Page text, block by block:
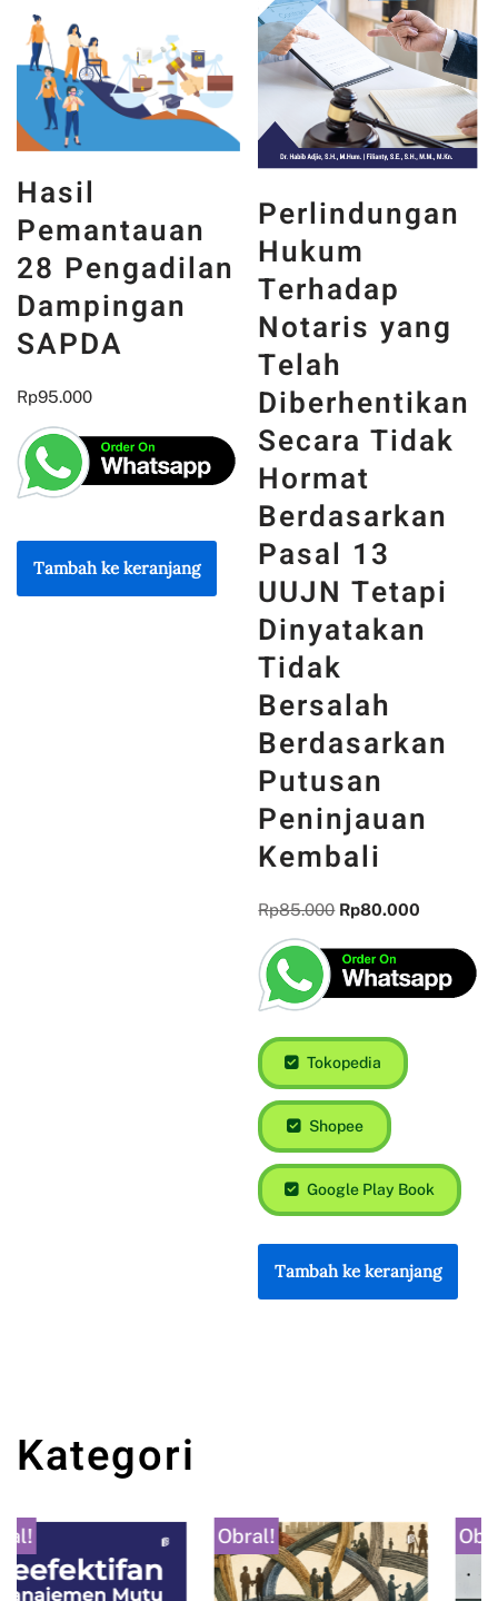
Hasil
Pemantauan
28 Pengadilan
Dampingan
SAPDA
Rp95.000
Tambah ke keranjang
Perlindungan
Hukum
Terhadap
Notaris yang
Telah
Diberhentikan
Secara Tidak
Hormat
Berdasarkan
Pasal 13
UUJN Tetapi
Dinyatakan
Tidak
Bersalah
Berdasarkan
Putusan
Peninjauan
Kembali
Rp85.000 Rp80.000
Tokopedia
Shopee
Google Play Book
Tambah ke keranjang
Kategori
Obral! Obral!